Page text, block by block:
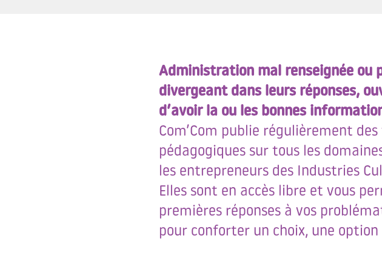
Administration mal renseignée ou
divergeant dans leurs réponses,
d’avoir la ou les bonnes
Com’Com publie régulièrement
pédagogiques sur tous les
les entrepreneurs des Industries
Elles sont en accès libre et vous
premières réponses à vos
pour conforter un choix, une option